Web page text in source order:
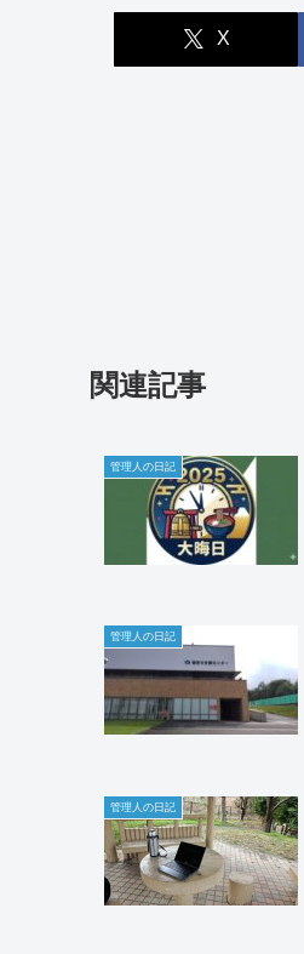
X
関連記事
管理人の日記
管理人の日記
管理人の日記